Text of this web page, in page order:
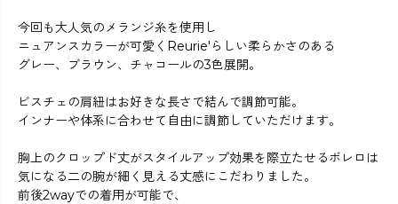
今回も大人気のメランジ糸を使用し
ニュアンスカラーが可愛くReurie'らしい柔らかさのある
グレー、ブラウン、チャコールの3色展開。
ビスチェの肩紐はお好きな長さで結んで調節可能。
インナーや体系に合わせて自由に調節していただけます。
胸上のクロップド丈がスタイルアップ効果を際立たせるボレロは
気になる二の腕が細く見える丈感にこだわりました。
前後2wayでの着用が可能で、